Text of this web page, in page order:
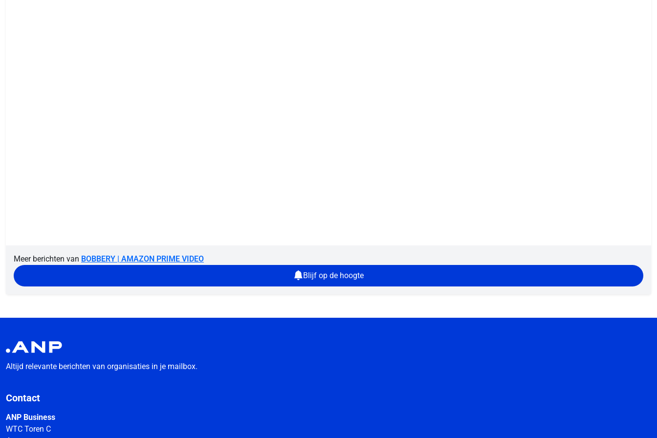
Meer berichten van BOBBERY | AMAZON PRIME VIDEO
Blijf op de hoogte
Altijd relevante berichten van organisaties in je mailbox.
Contact
ANP Business
WTC Toren C